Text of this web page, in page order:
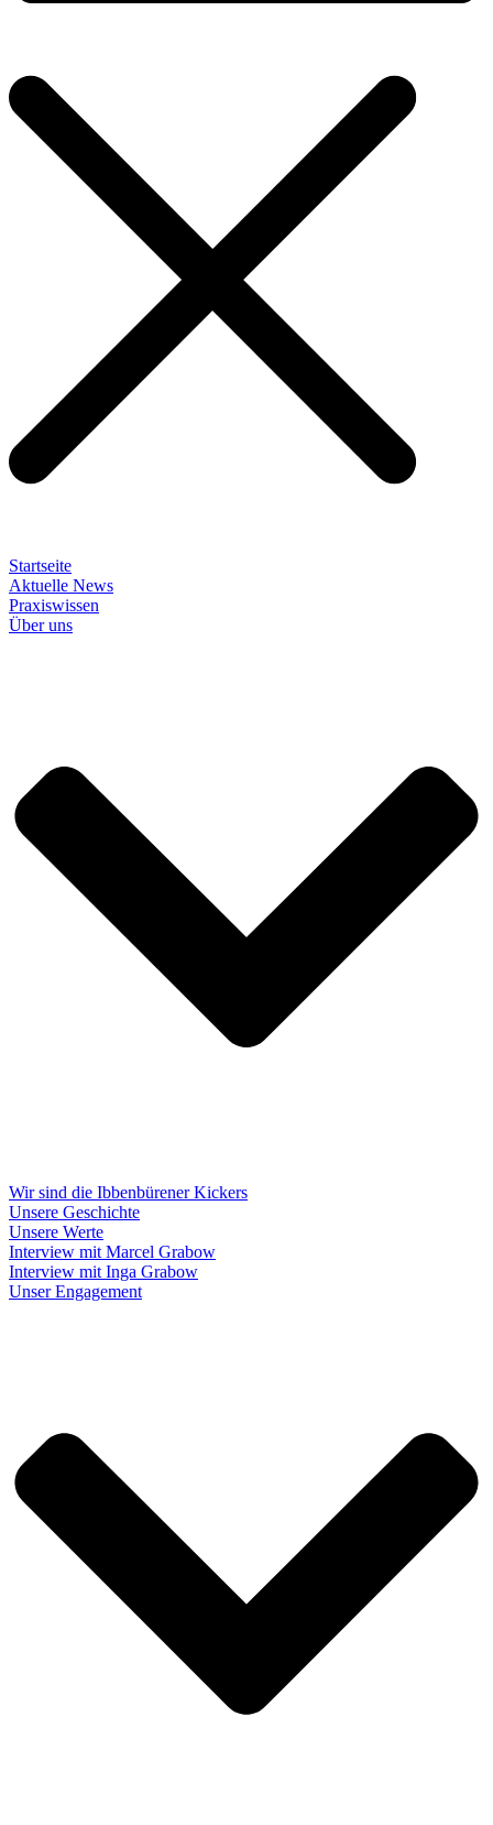
Startseite
Aktuelle News
Praxiswissen
Über uns
Wir sind die Ibbenbürener Kickers
Unsere Geschichte
Unsere Werte
Interview mit Marcel Grabow
Interview mit Inga Grabow
Unser Engagement